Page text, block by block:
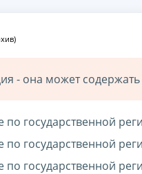
- она может
по государственной
по государственной
по государственной